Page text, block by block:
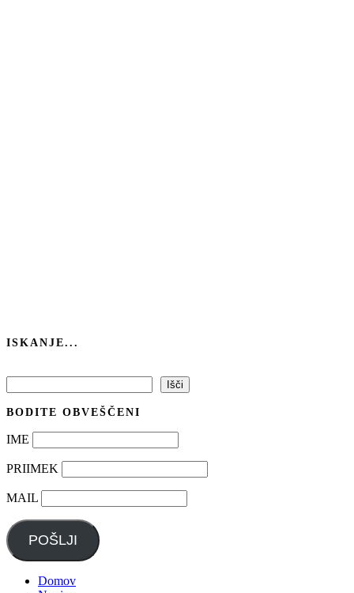
ISKANJE...
Išči
BODITE OBVEŠČENI
IME
PRIIMEK
MAIL
POŠLJI
Domov